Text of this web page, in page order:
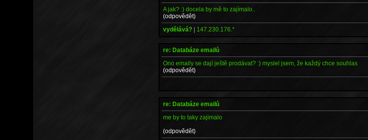
A jak? :) docela by mě to zajímalo..
(odpovědět)
vydělává? | 147.230.176.*
re: Databáze emailů
Ono emaily se dají ještě prodávat? :) myslel jsem, že každý chce souhlas
(odpovědět)
re: Databáze emailů
me by to taky zajimalo
(odpovědět)